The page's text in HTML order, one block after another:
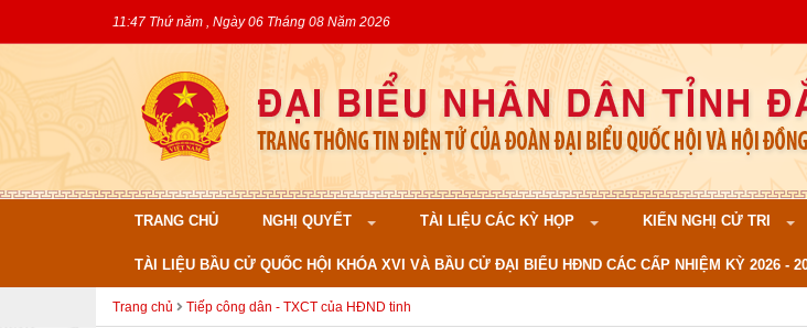
11:47 Thứ năm , Ngày 06 Tháng 08 Năm 2026
TRANG CHỦ NGHỊ QUYẾT TÀI LIỆU CÁC KỲ HỌP KIẾN NGHỊ CỬ TRI
TÀI LIỆU BẦU CỬ QUỐC HỘI KHÓA XVI VÀ BẦU CỬ ĐẠI BIỂU HĐND CÁC CẤP NHIỆM KỲ 2026 -
Trang chủ Tiếp công dân - TXCT của HĐND tinh